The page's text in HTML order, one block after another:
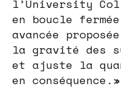
l’University
en boucle
avancée
la gravité des
et ajuste la
en conséquence.»